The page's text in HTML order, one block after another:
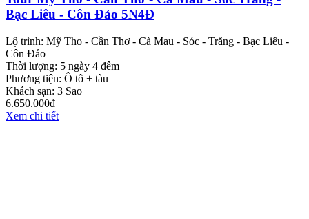
Bạc Liêu - Côn Đảo 5N4Đ
Lộ trình: Mỹ Tho - Cần Thơ - Cà Mau - Sóc - Trăng - Bạc Liêu -
Côn Đảo
Thời lượng: 5 ngày 4 đêm
Phương tiện: Ô tô + tàu
Khách sạn: 3 Sao
6.650.000đ
Xem chi tiết